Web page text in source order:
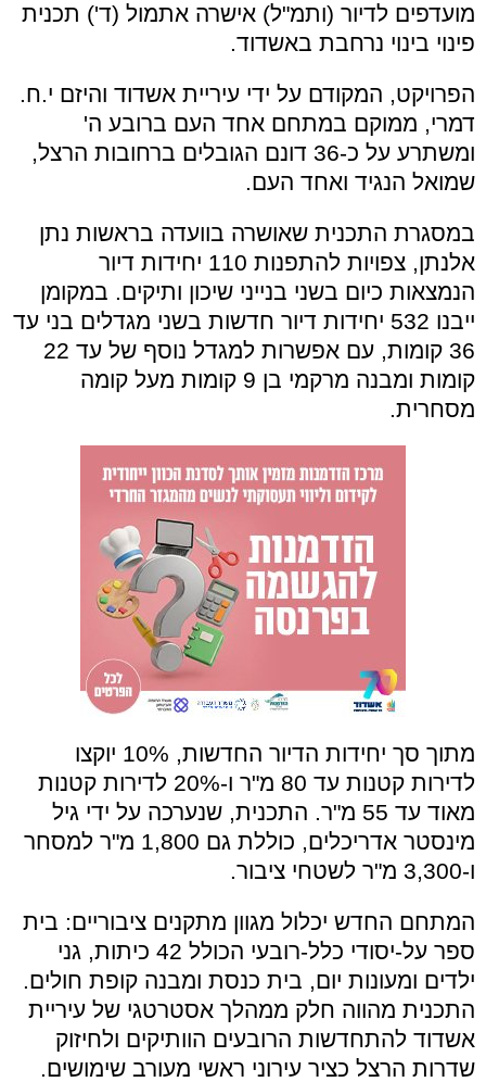
מועדפים לדיור (ותמ"ל) אישרה אתמול (ד') תכנית
פינוי בינוי נרחבת באשדוד.
הפרויקט, המקודם על ידי עיריית אשדוד והיזם י.ח.
דמרי, ממוקם במתחם אחד העם ברובע ה'
ומשתרע על כ-36 דונם הגובלים ברחובות הרצל,
שמואל הנגיד ואחד העם.
במסגרת התכנית שאושרה בוועדה בראשות נתן
אלנתן, צפויות להתפנות 110 יחידות דיור
הנמצאות כיום בשני בנייני שיכון ותיקים. במקומן
ייבנו 532 יחידות דיור חדשות בשני מגדלים בני עד
36 קומות, עם אפשרות למגדל נוסף של עד 22
קומות ומבנה מרקמי בן 9 קומות מעל קומה
מסחרית.
מתוך סך יחידות הדיור החדשות, 10% יוקצו
לדירות קטנות עד 80 מ"ר ו-20% לדירות קטנות
מאוד עד 55 מ"ר. התכנית, שנערכה על ידי גיל
מינסטר אדריכלים, כוללת גם 1,800 מ"ר למסחר
ו-3,300 מ"ר לשטחי ציבור.
המתחם החדש יכלול מגוון מתקנים ציבוריים: בית
ספר על-יסודי כלל-רובעי הכולל 42 כיתות, גני
ילדים ומעונות יום, בית כנסת ומבנה קופת חולים.
התכנית מהווה חלק ממהלך אסטרטגי של עיריית
אשדוד להתחדשות הרובעים הוותיקים ולחיזוק
שדרות הרצל כציר עירוני ראשי מעורב שימושים.